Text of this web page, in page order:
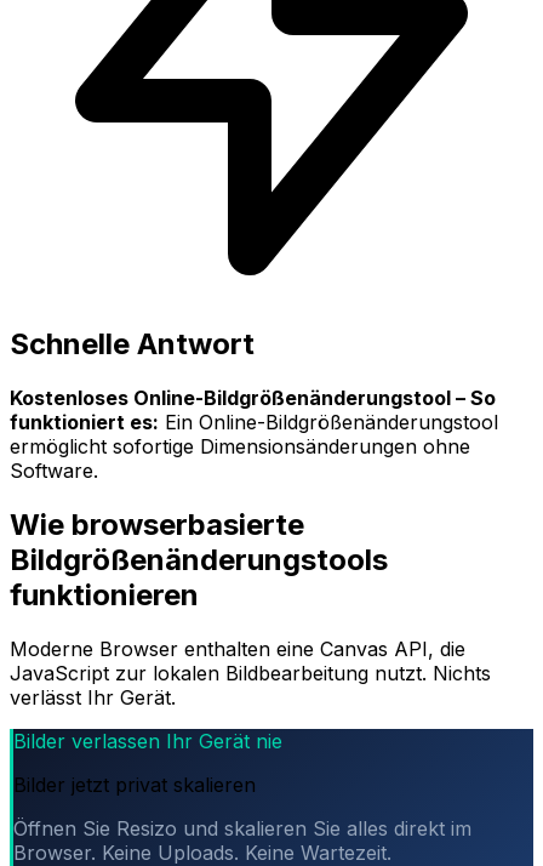
Schnelle Antwort
Kostenloses Online-Bildgrößenänderungstool – So
funktioniert es: Ein Online-Bildgrößenänderungstool
ermöglicht sofortige Dimensionsänderungen ohne
Software.
Wie browserbasierte
Bildgrößenänderungstools
funktionieren
Moderne Browser enthalten eine Canvas API, die
JavaScript zur lokalen Bildbearbeitung nutzt. Nichts
verlässt Ihr Gerät.
Bilder verlassen Ihr Gerät nie
Bilder jetzt privat skalieren
Öffnen Sie Resizo und skalieren Sie alles direkt im
Browser. Keine Uploads. Keine Wartezeit.